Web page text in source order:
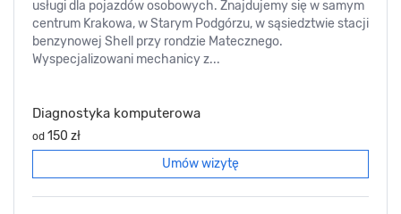
usługi dla pojazdów osobowych. Znajdujemy się w samym
centrum Krakowa, w Starym Podgórzu, w sąsiedztwie stacji
benzynowej Shell przy rondzie Matecznego.
Wyspecjalizowani mechanicy z...
Diagnostyka komputerowa
od 150 zł
Umów wizytę